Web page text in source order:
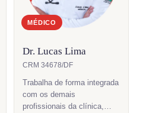
MÉDICO
Dr. Lucas Lima
CRM 34678/DF
Trabalha de forma integrada
com os demais
profissionais da clínica,